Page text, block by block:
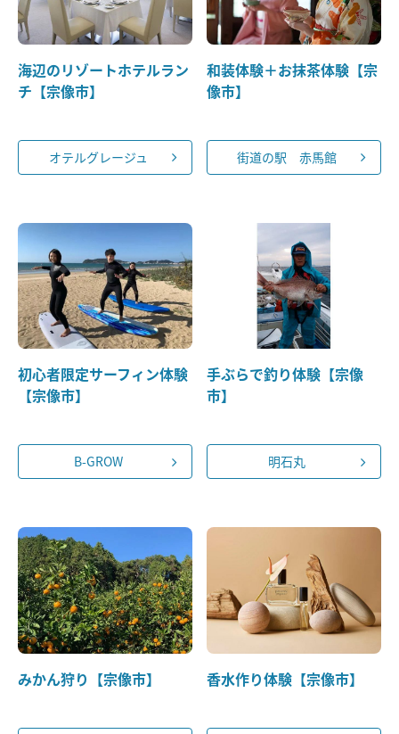
海辺のリゾートホテルラン
チ【宗像市】
オテルグレージュ
和装体験＋お抹茶体験【宗
像市】
街道の駅 赤馬館
初心者限定サーフィン体験
【宗像市】
B-GROW
手ぶらで釣り体験【宗像
市】
明石丸
みかん狩り【宗像市】 香水作り体験【宗像市】